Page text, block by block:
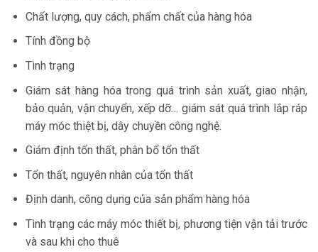
Chất lượng, quy cách, phẩm chất của hàng hóa
Tính đồng bộ
Tình trạng
Giám sát hàng hóa trong quá trình sản xuất, giao nhận,
bảo quản, vận chuyển, xếp dỡ… giám sát quá trình lắp ráp
máy móc thiệt bị, dây chuyền công nghệ.
Giám định tổn thất, phân bổ tổn thất
Tổn thất, nguyên nhân của tổn thất
Định danh, công dụng của sản phẩm hàng hóa
Tình trạng các máy móc thiết bị, phương tiện vận tải trước
và sau khi cho thuê